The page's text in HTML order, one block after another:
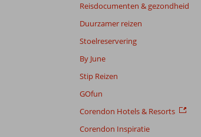
Reisdocumenten & gezondheid
Duurzamer reizen
Stoelreservering
By June
Stip Reizen
GOfun
Corendon Hotels & Resorts
Corendon Inspiratie